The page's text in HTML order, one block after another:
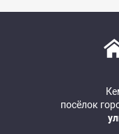
посёлок